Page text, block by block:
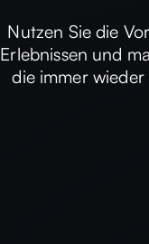
Nutzen Sie die
Erlebnissen und
die immer